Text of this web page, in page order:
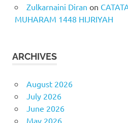
Zulkarnaini Diran on
MUHARAM 1448 HIJRIYAH
ARCHIVES
August 2026
July 2026
June 2026
May 2026